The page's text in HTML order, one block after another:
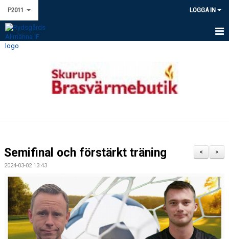
P2011 LOGGA IN
HEM
BILDGALLERI
DOKUMENT
KONTAKT
>
<
Semifinal och förstärkt träning
2024-03-02 13:43